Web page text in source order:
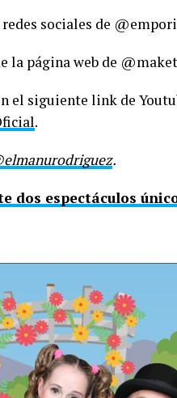
sociales de
la página web de
el siguiente link de
.
.
dos espectáculos